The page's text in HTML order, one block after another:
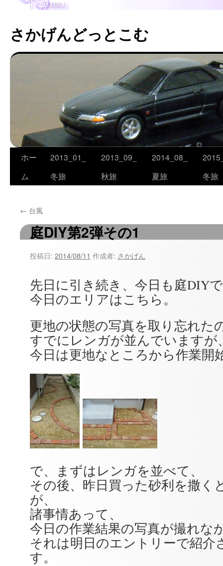
さかげんどっとこむ
コ
ン
ツ
ホー
ム
2013_01_
冬旅
2013_09_
秋旅
2014_08_
夏旅
冬旅
← 台風
庭DIY第2弾その1
投稿日: 2014/08/11 作成者: さかげん
先日に引き続き、今日も庭DIY
今日のエリアはこちら。
更地の状態の写真を取り忘れた
すでにレンガが並んでいますが
今日は更地なところから作業開
で、まずはレンガを並べて、
その後、昨日買った砂利を撒く
が、
諸事情あって、
今日の作業結果の写真が撮れな
それは明日のエントリーで紹介
す。